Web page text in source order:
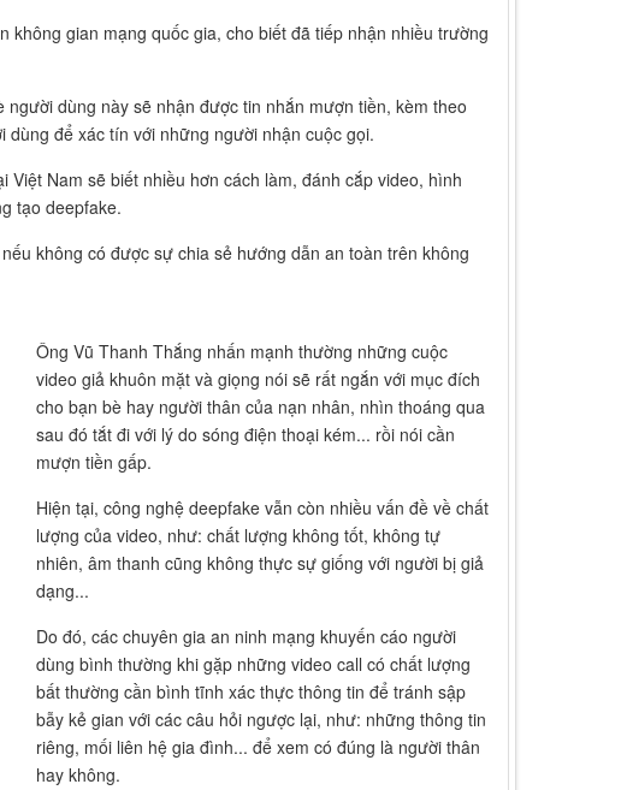
gian mạng quốc gia, cho biết đã tiếp nhận nhiều trường
dùng này sẽ nhận được tin nhắn mượn tiền, kèm theo
để xác tín với những người nhận cuộc gọi.
Nam sẽ biết nhiều hơn cách làm, đánh cắp video, hình
tạo deepfake.
không có được sự chia sẻ hướng dẫn an toàn trên không
Ông Vũ Thanh Thắng nhấn mạnh thường những cuộc
video giả khuôn mặt và giọng nói sẽ rất ngắn với mục đích
cho bạn bè hay người thân của nạn nhân, nhìn thoáng qua
sau đó tắt đi với lý do sóng điện thoại kém... rồi nói cần
mượn tiền gấp.
Hiện tại, công nghệ deepfake vẫn còn nhiều vấn đề về chất
lượng của video, như: chất lượng không tốt, không tự
nhiên, âm thanh cũng không thực sự giống với người bị giả
dạng...
Do đó, các chuyên gia an ninh mạng khuyến cáo người
dùng bình thường khi gặp những video call có chất lượng
bất thường cần bình tĩnh xác thực thông tin để tránh sập
bẫy kẻ gian với các câu hỏi ngược lại, như: những thông tin
riêng, mối liên hệ gia đình... để xem có đúng là người thân
hay không.